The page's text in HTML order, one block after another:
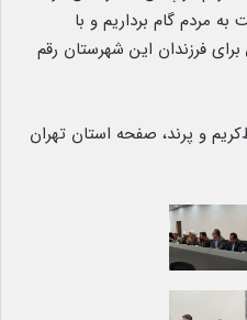
مردم گام برداریم و با
فرزندان این شهرستان رقم
و پرند، صفحه استان تهران